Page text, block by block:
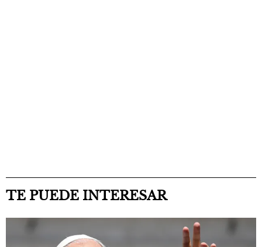
TE PUEDE INTERESAR